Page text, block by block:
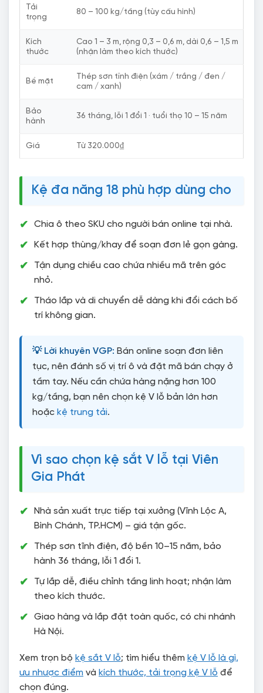
Tải
trọng
80 – 100 kg/tầng (tùy cấu hình)
Kích
thước
Cao 1 – 3 m, rộng 0,3 – 0,6 m, dài 0,6 – 1,5 m
(nhận làm theo kích thước)
Bề mặt
Thép sơn tĩnh điện (xám / trắng / đen /
cam / xanh)
Bảo
hành
36 tháng, lỗi 1 đổi 1 · tuổi thọ 10 – 15 năm
Giá Từ 320.000₫
Kệ đa năng 18 phù hợp dùng cho
Chia ô theo SKU cho người bán online tại nhà.
Kết hợp thùng/khay để soạn đơn lẻ gọn gàng.
Tận dụng chiều cao chứa nhiều mã trên góc
nhỏ.
Tháo lắp và di chuyển dễ dàng khi đổi cách bố
trí không gian.
💡 Lời khuyên VGP: Bán online soạn đơn liên
tục, nên đánh số vị trí ô và đặt mã bán chạy ở
tầm tay. Nếu cần chứa hàng nặng hơn 100
kg/tầng, bạn nên chọn kệ V lỗ bản lớn hơn
hoặc kệ trung tải.
Vì sao chọn kệ sắt V lỗ tại Viên
Gia Phát
Nhà sản xuất trực tiếp tại xưởng (Vĩnh Lộc A,
Bình Chánh, TP.HCM) – giá tận gốc.
Thép sơn tĩnh điện, độ bền 10–15 năm, bảo
hành 36 tháng, lỗi 1 đổi 1.
Tự lắp dễ, điều chỉnh tầng linh hoạt; nhận làm
theo kích thước.
Giao hàng và lắp đặt toàn quốc, có chi nhánh
Hà Nội.
Xem trọn bộ kệ sắt V lỗ; tìm hiểu thêm kệ V lỗ là gì,
ưu nhược điểm và kích thước, tải trọng kệ V lỗ để
chọn đúng.